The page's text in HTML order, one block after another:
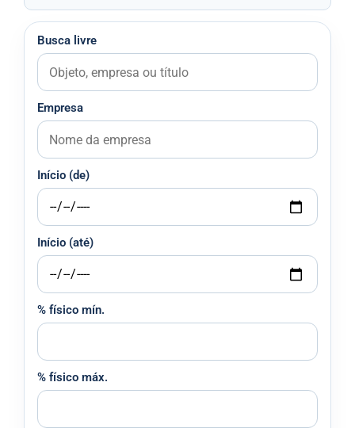
Busca livre
Empresa
Início (de)
Início (até)
% físico mín.
% físico máx.